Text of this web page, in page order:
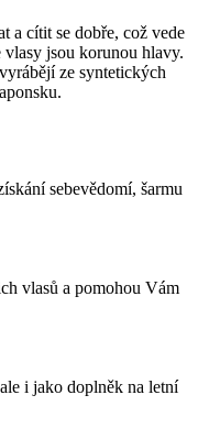
a cítit se dobře, což vede
vlasy jsou korunou hlavy.
ze syntetických
sebevědomí, šarmu
vlasů a pomohou Vám
i jako doplněk na letní